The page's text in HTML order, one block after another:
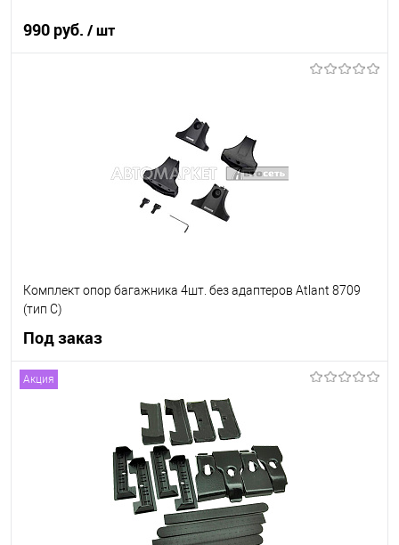
990 руб. / шт
Комплект опор багажника 4шт. без адаптеров Atlant 8709
(тип С)
Под заказ
Недоступно
Акция